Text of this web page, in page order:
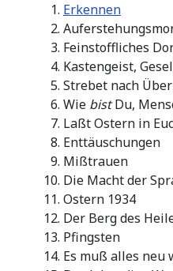
Erkennen
Feinstoffliches
Kastengeist,
Strebet nach
Wie bistDu,
Laßt Ostern in
Enttäuschungen
Mißtrauen
Die Macht der
Ostern 1934
Der Berg des
Pfingsten
Es muß alles neu